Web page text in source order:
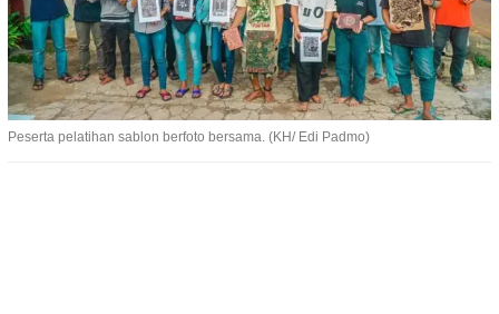
Peserta pelatihan sablon berfoto bersama. (KH/ Edi Padmo)